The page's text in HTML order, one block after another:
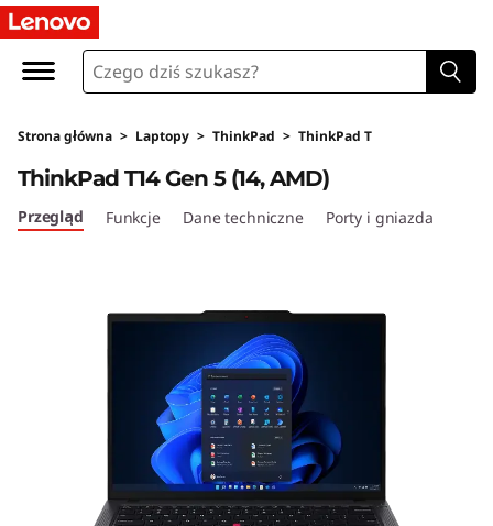
L
n
o
v
Strona główna > Laptopy > ThinkPad > ThinkPad T
ThinkPad T14 Gen 5 (14, AMD)
Przegląd Funkcje Dane techniczne Porty i gniazda